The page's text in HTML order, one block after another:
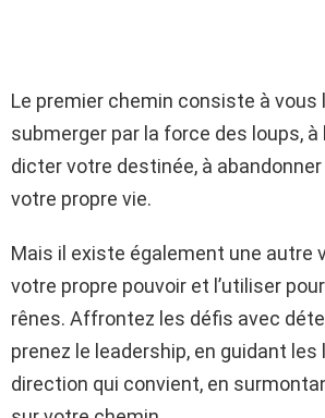
Le premier chemin consiste à vous
submerger par la force des loups,
dicter votre destinée, à
votre propre vie.
Mais il existe également une autre
votre propre pouvoir et l’utiliser
rênes. Affrontez les défis avec
prenez le leadership, en guidant les
direction qui convient, en